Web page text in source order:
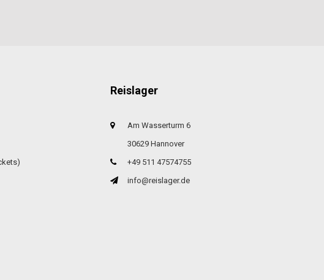
Reislager
Am Wasserturm 6
30629 Hannover
+49 511 47574755
info@reislager.de